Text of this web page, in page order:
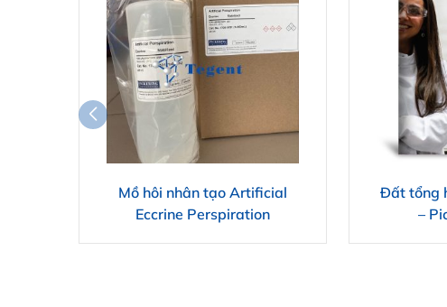
Mồ hôi nhân tạo Artificial
Eccrine Perspiration
Đất tổng
–